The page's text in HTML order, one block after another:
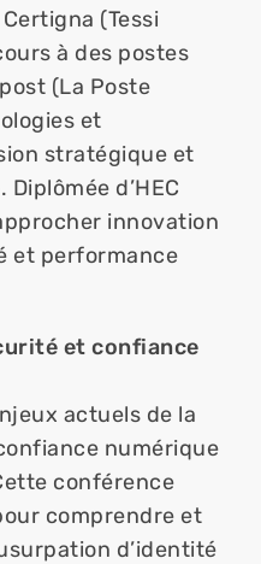
(Tessi
à des postes
(La Poste
et
stratégique et
d’HEC
innovation
et performance
et confiance
actuels de la
numérique
conférence
comprendre et
d’identité